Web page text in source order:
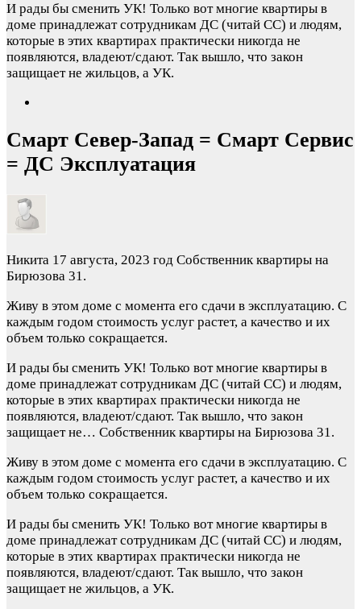
И рады бы сменить УК! Только вот многие квартиры в
доме принадлежат сотрудникам ДС (читай СС) и людям,
которые в этих квартирах практически никогда не
появляются, владеют/сдают. Так вышло, что закон
защищает не жильцов, а УК.
Смарт Север-Запад = Смарт Сервис
= ДС Эксплуатация
Никита 17 августа, 2023 год Собственник квартиры на
Бирюзова 31.
Живу в этом доме с момента его сдачи в эксплуатацию. С
каждым годом стоимость услуг растет, а качество и их
объем только сокращается.
И рады бы сменить УК! Только вот многие квартиры в
доме принадлежат сотрудникам ДС (читай СС) и людям,
которые в этих квартирах практически никогда не
появляются, владеют/сдают. Так вышло, что закон
защищает не… Собственник квартиры на Бирюзова 31.
Живу в этом доме с момента его сдачи в эксплуатацию. С
каждым годом стоимость услуг растет, а качество и их
объем только сокращается.
И рады бы сменить УК! Только вот многие квартиры в
доме принадлежат сотрудникам ДС (читай СС) и людям,
которые в этих квартирах практически никогда не
появляются, владеют/сдают. Так вышло, что закон
защищает не жильцов, а УК.